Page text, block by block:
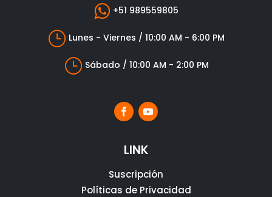
 +51 989559805
} Lunes - Viernes / 10:00 AM - 6:00 PM
} Sábado / 10:00 AM - 2:00 PM
LINK
Suscripción
Políticas de Privacidad